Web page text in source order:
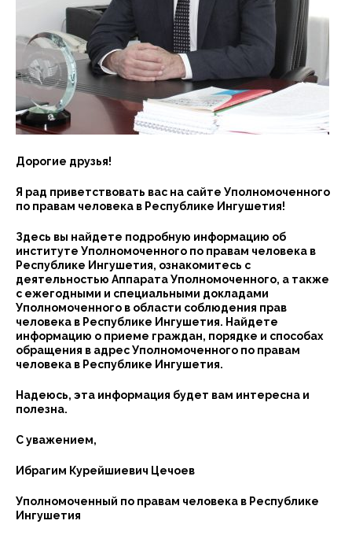
Дорогие друзья!
Я рад приветствовать вас на сайте Уполномоченного
по правам человека в Республике Ингушетия!
Здесь вы найдете подробную информацию об
институте Уполномоченного по правам человека в
Республике Ингушетия, ознакомитесь с
деятельностью Аппарата Уполномоченного, а также
с ежегодными и специальными докладами
Уполномоченного в области соблюдения прав
человека в Республике Ингушетия. Найдете
информацию о приеме граждан, порядке и способах
обращения в адрес Уполномоченного по правам
человека в Республике Ингушетия.
Надеюсь, эта информация будет вам интересна и
полезна.
С уважением,
Ибрагим Курейшиевич Цечоев
Уполномоченный по правам человека в Республике
Ингушетия